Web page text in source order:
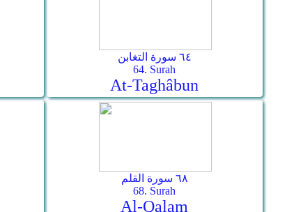
٦٤ سورة التغابن
64. Surah
At-Taghâbun
٦٨ سورة القلم
68. Surah
Al-Qalam